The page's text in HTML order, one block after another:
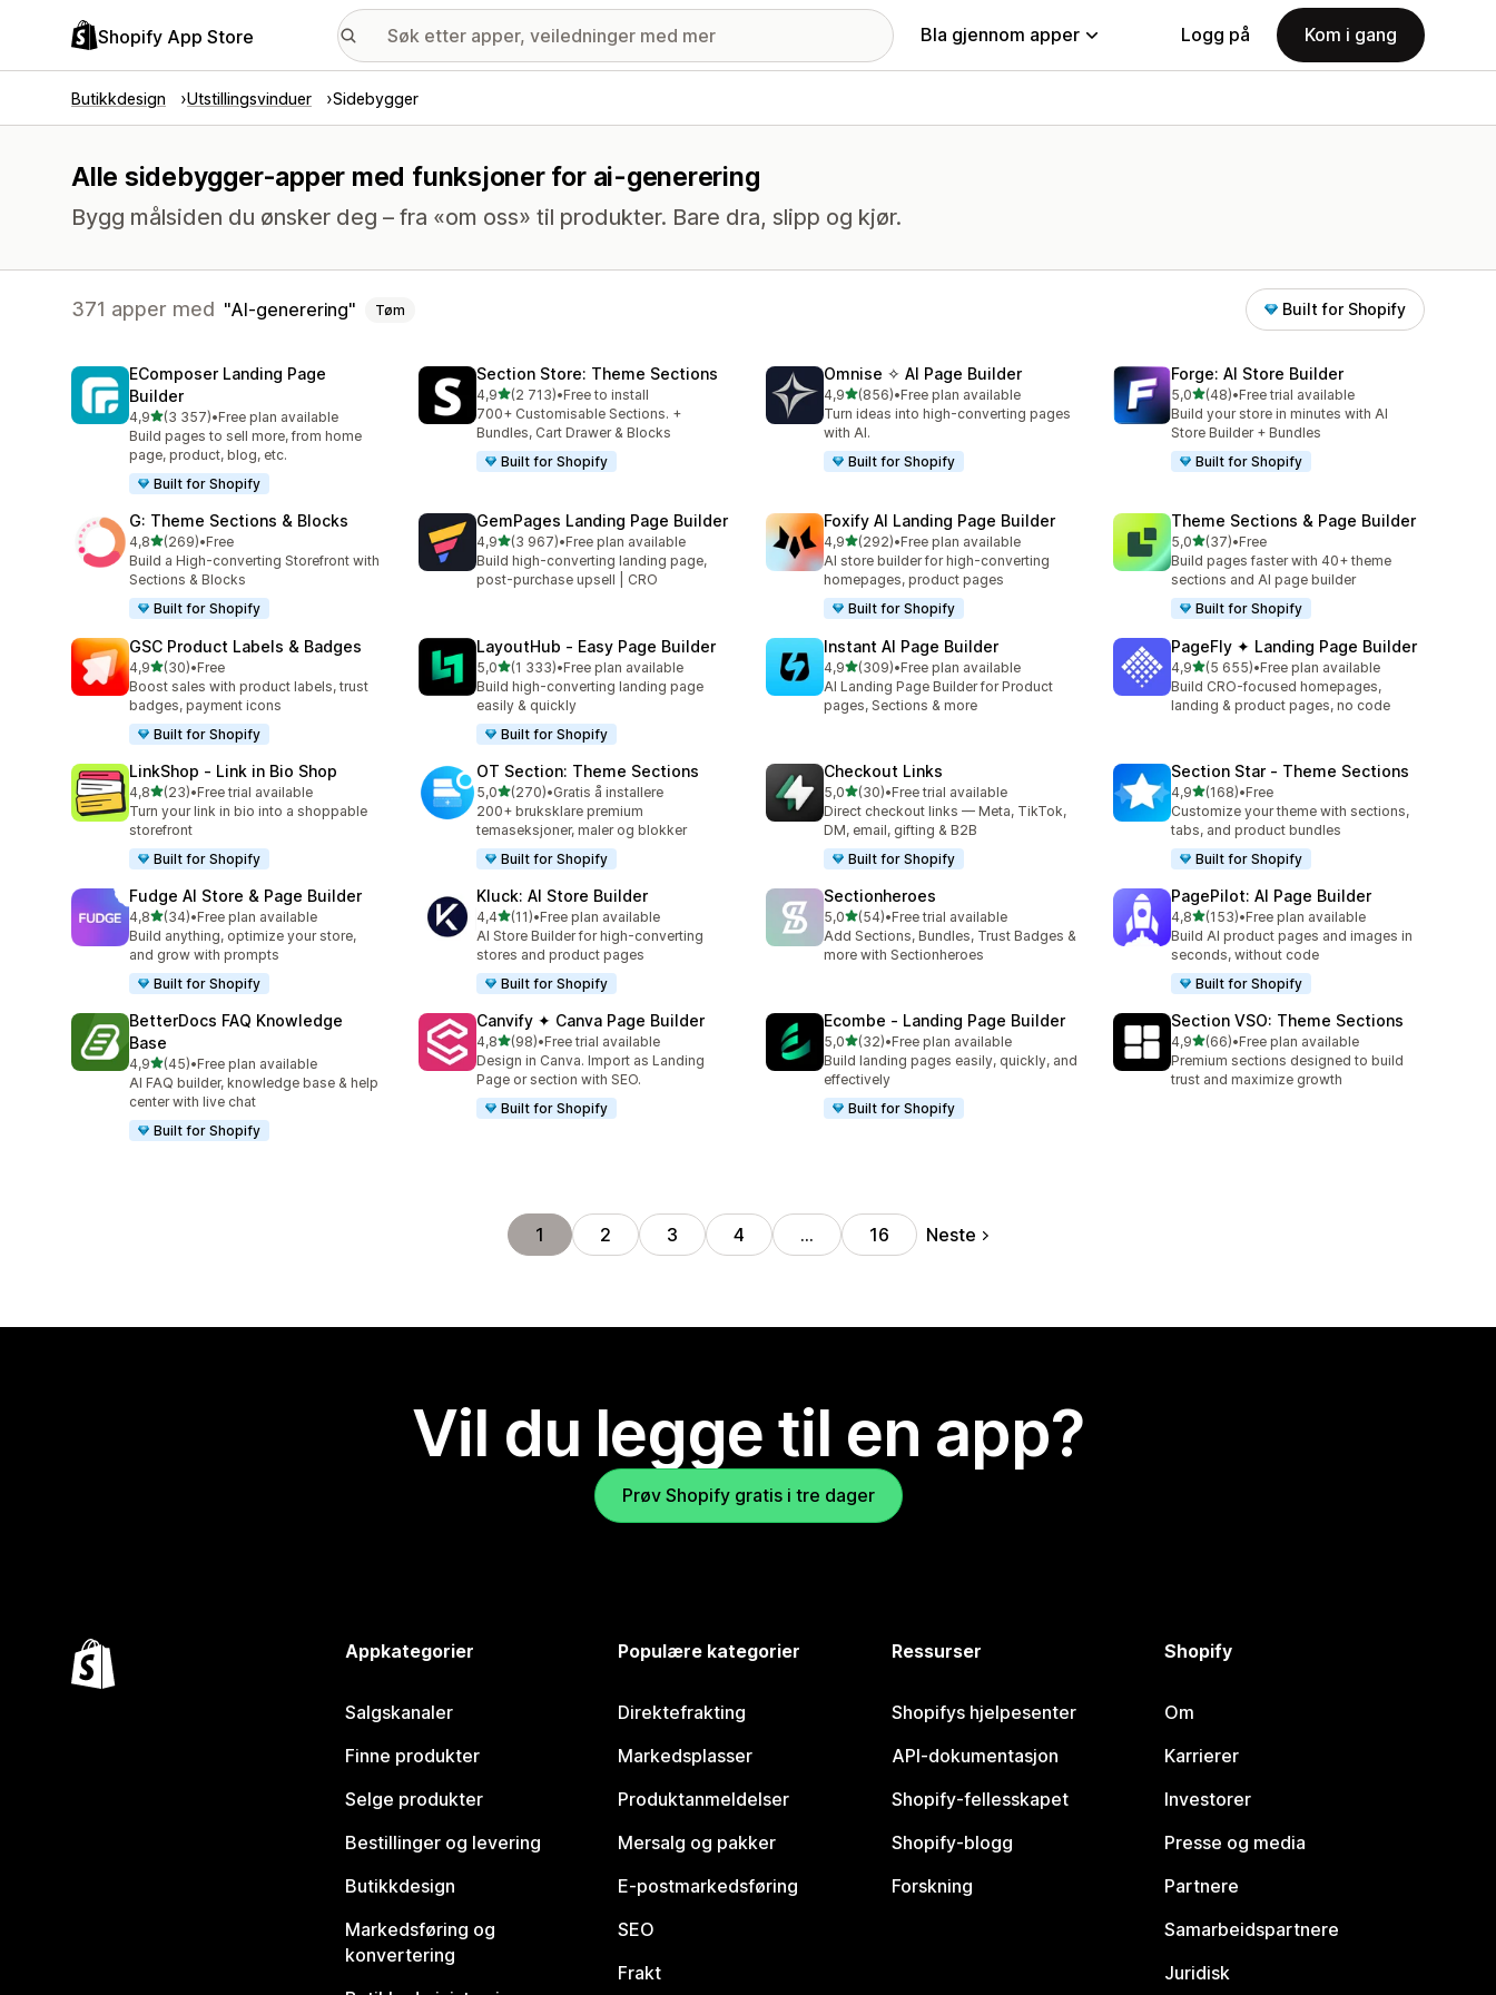
Shopify App Store Bla gjennom apper Logg på Kom i gang
Butikkdesign Utstillingsvinduer Sidebygger
Alle sidebygger-apper med funksjoner for ai-generering
Bygg målsiden du ønsker deg – fra «om oss» til produkter. Bare dra, slipp og kjør.
371 apper med AI-generering Tøm Built for Shopify
EComposer Landing Page
Builder
4,9av 5 stjerner
(3 357)
Totalt 3357 omtaler
•Free plan available
Build pages to sell more, from home
page, product, blog, etc.
Built for Shopify
Section Store: Theme Sections
4,9av 5 stjerner
(2 713)
Totalt 2713 omtaler
•Free to install
700+ Customisable Sections. +
Bundles, Cart Drawer & Blocks
Built for Shopify
Omnise ✧ AI Page Builder
4,9av 5 stjerner
(856)
Totalt 856 omtaler
•Free plan available
Turn ideas into high-converting pages
with AI.
Built for Shopify
Forge: AI Store Builder
5,0av 5 stjerner
(48)
Totalt 48 omtaler
•Free trial available
Build your store in minutes with AI
Store Builder + Bundles
Built for Shopify
G: Theme Sections & Blocks
4,8av 5 stjerner
(269)
Totalt 269 omtaler
•Free
Build a High-converting Storefront with
Sections & Blocks
Built for Shopify
GemPages Landing Page Builder
4,9av 5 stjerner
(3 967)
Totalt 3967 omtaler
•Free plan available
Build high-converting landing page,
post-purchase upsell | CRO
Foxify AI Landing Page Builder
4,9av 5 stjerner
(292)
Totalt 292 omtaler
•Free plan available
AI store builder for high-converting
homepages, product pages
Built for Shopify
Theme Sections & Page Builder
5,0av 5 stjerner
(37)
Totalt 37 omtaler
•Free
Build pages faster with 40+ theme
sections and AI page builder
Built for Shopify
GSC Product Labels & Badges
4,9av 5 stjerner
(30)
Totalt 30 omtaler
•Free
Boost sales with product labels, trust
badges, payment icons
Built for Shopify
LayoutHub ‑ Easy Page Builder
5,0av 5 stjerner
(1 333)
Totalt 1333 omtaler
•Free plan available
Build high-converting landing page
easily & quickly
Built for Shopify
Instant AI Page Builder
4,9av 5 stjerner
(309)
Totalt 309 omtaler
•Free plan available
AI Landing Page Builder for Product
pages, Sections & more
PageFly ✦ Landing Page Builder
4,9av 5 stjerner
(5 655)
Totalt 5655 omtaler
•Free plan available
Build CRO-focused homepages,
landing & product pages, no code
LinkShop ‑ Link in Bio Shop
4,8av 5 stjerner
(23)
Totalt 23 omtaler
•Free trial available
Turn your link in bio into a shoppable
storefront
Built for Shopify
OT Section: Theme Sections
5,0av 5 stjerner
(270)
Totalt 270 omtaler
•Gratis å installere
200+ bruksklare premium
temaseksjoner, maler og blokker
Built for Shopify
Checkout Links
5,0av 5 stjerner
(30)
Totalt 30 omtaler
•Free trial available
Direct checkout links — Meta, TikTok,
DM, email, gifting & B2B
Built for Shopify
Section Star ‑ Theme Sections
4,9av 5 stjerner
(168)
Totalt 168 omtaler
•Free
Customize your theme with sections,
tabs, and product bundles
Built for Shopify
Fudge AI Store & Page Builder
4,8av 5 stjerner
(34)
Totalt 34 omtaler
•Free plan available
Build anything, optimize your store,
and grow with prompts
Built for Shopify
Kluck: AI Store Builder
4,4av 5 stjerner
(11)
Totalt 11 omtaler
•Free plan available
AI Store Builder for high-converting
stores and product pages
Built for Shopify
Sectionheroes
5,0av 5 stjerner
(54)
Totalt 54 omtaler
•Free trial available
Add Sections, Bundles, Trust Badges &
more with Sectionheroes
PagePilot: AI Page Builder
4,8av 5 stjerner
(153)
Totalt 153 omtaler
•Free plan available
Build AI product pages and images in
seconds, without code
Built for Shopify
BetterDocs FAQ Knowledge
Base
4,9av 5 stjerner
(45)
Totalt 45 omtaler
•Free plan available
AI FAQ builder, knowledge base & help
center with live chat
Built for Shopify
Canvify ✦ Canva Page Builder
4,8av 5 stjerner
(98)
Totalt 98 omtaler
•Free trial available
Design in Canva. Import as Landing
Page or section with SEO.
Built for Shopify
Ecombe ‑ Landing Page Builder
5,0av 5 stjerner
(32)
Totalt 32 omtaler
•Free plan available
Build landing pages easily, quickly, and
effectively
Built for Shopify
Section VSO: Theme Sections
4,9av 5 stjerner
(66)
Totalt 66 omtaler
•Free plan available
Premium sections designed to build
trust and maximize growth
1 2 3 4 … 16 Neste
Vil du legge til en app?
Prøv Shopify gratis i tre dager
Appkategorier
Salgskanaler
Finne produkter
Selge produkter
Bestillinger og levering
Butikkdesign
Markedsføring og
konvertering
Populære kategorier
Direktefrakting
Markedsplasser
Produktanmeldelser
Mersalg og pakker
E-postmarkedsføring
SEO
Frakt
Ressurser
Shopifys hjelpesenter
API-dokumentasjon
Shopify-fellesskapet
Shopify-blogg
Forskning
Shopify
Om
Karrierer
Investorer
Presse og media
Partnere
Samarbeidspartnere
Juridisk